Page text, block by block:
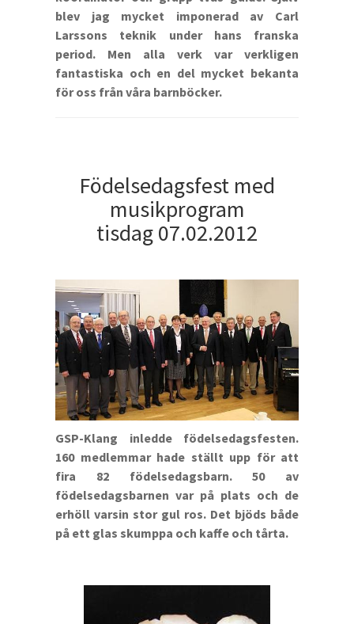
blev jag mycket imponerad av Carl
Larssons teknik under hans franska
period. Men alla verk var verkligen
fantastiska och en del mycket bekanta
för oss från våra barnböcker.
Födelsedagsfest med
musikprogram
tisdag 07.02.2012
GSP-Klang inledde födelsedagsfesten.
160 medlemmar hade ställt upp för att
fira 82 födelsedagsbarn. 50 av
födelsedagsbarnen var på plats och de
erhöll varsin stor gul ros. Det bjöds både
på ett glas skumppa och kaffe och tårta.